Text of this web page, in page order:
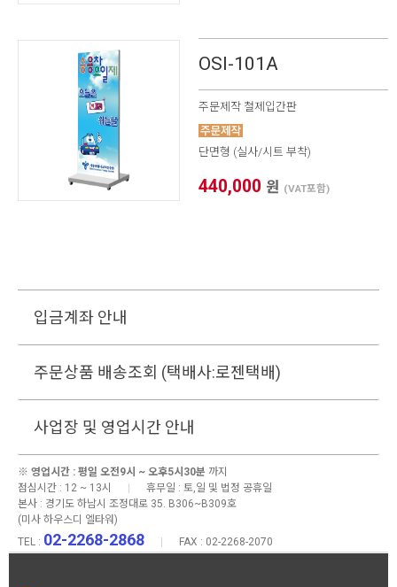
OSI-101A
주문제작 철제입간판
단면형 (실사/시트 부착)
440,000 원 (VAT포함)
입금계좌 안내
주문상품 배송조회 (택배사:로젠택배)
사업장 및 영업시간 안내
※ 영업시간 : 평일 오전9시 ~ 오후5시30분 까지
점심시간 : 12 ~ 13시
휴무일 : 토,일 및 법정 공휴일
본사 : 경기도 하남시 조정대로 35. B306~B309호
(미사 하우스디 엘타워)
TEL : 02-2268-2868 FAX : 02-2268-2070